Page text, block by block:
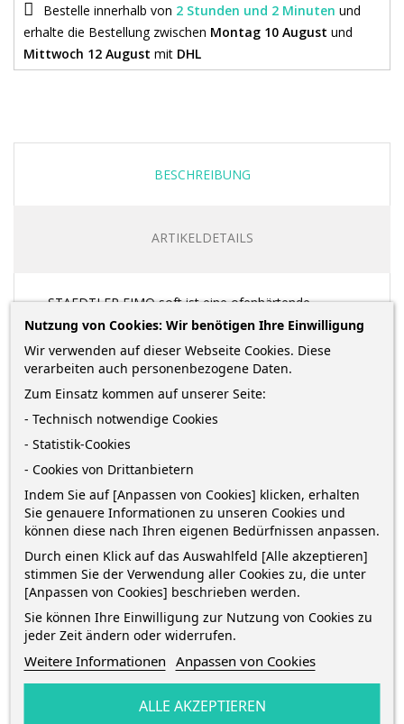
Bestelle innerhalb von 2 Stunden und 2 Minuten und
erhalte die Bestellung zwischen Montag 10 August und
Mittwoch 12 August mit DHL
BESCHREIBUNG
ARTIKELDETAILS
STAEDTLER FIMO soft ist eine ofenhärtende
Modelliermasse, die sich optimal für Kinder,
Einsteiger und Hobby-Künstler eignet: Sie ist weich
und geschmeidig und daher leicht zu formen. Fimo
fördert Kreativität, Feinmotorik, Rollenspiele und
räumliches Vorstellungsvermögen.
Der Großblock eignet sich ideal für die kreative
Arbeit in Schule und Kindergarten.
Mit FIMO kids/effect/professional mischbar.
Zielgruppe: ab 8 Jahren, da Härtung im Ofen
erforderlich.
Zertifikate und Zulassungen: BG-PRÜFZERT
Temperatur von110°C(Ober- /Unterhitze)
für 30 Minuten in den Ofen geben. Bitte die
Nutzung von Cookies: Wir benötigen Ihre Einwilligung
Wir verwenden auf dieser Webseite Cookies. Diese
verarbeiten auch personenbezogene Daten.
Zum Einsatz kommen auf unserer Seite:
- Technisch notwendige Cookies
- Statistik-Cookies
- Cookies von Drittanbietern
Indem Sie auf [Anpassen von Cookies] klicken, erhalten
Sie genauere Informationen zu unseren Cookies und
können diese nach Ihren eigenen Bedürfnissen anpassen.
Durch einen Klick auf das Auswahlfeld [Alle akzeptieren]
stimmen Sie der Verwendung aller Cookies zu, die unter
[Anpassen von Cookies] beschrieben werden.
Sie können Ihre Einwilligung zur Nutzung von Cookies zu
jeder Zeit ändern oder widerrufen.
Weitere Informationen Anpassen von Cookies
ALLE AKZEPTIEREN